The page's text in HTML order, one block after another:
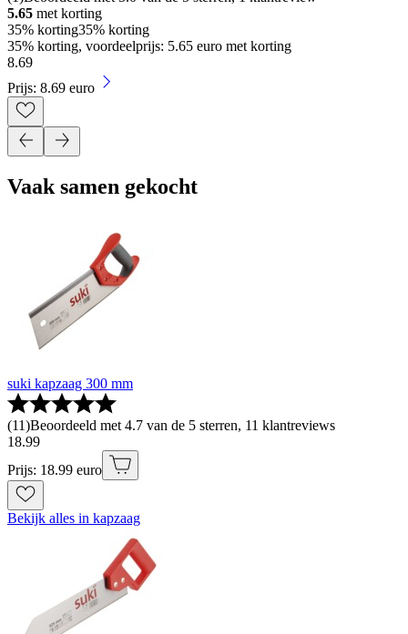
5.65 met korting
35% korting35% korting
35% korting, voordeelprijs: 5.65 euro met korting
8.69
Prijs: 8.69 euro
Vaak samen gekocht
suki kapzaag 300 mm
(11)Beoordeeld met 4.7 van de 5 sterren, 11 klantreviews
18.99
Prijs: 18.99 euro
Bekijk alles in kapzaag